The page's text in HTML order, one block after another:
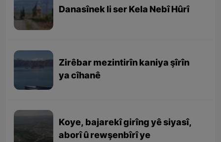
Danasînek li ser Kela Nebî Hûrî
Zirêbar mezintirîn kaniya şîrîn
ya cîhanê
Koye, bajarekî girîng yê siyasî,
aborî û rewşenbîrî ye